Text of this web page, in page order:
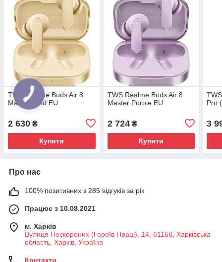
TWS Realme Buds Air 8
Master Gold EU
2 630 ₴
Купити
TWS Realme Buds Air 8
Master Purple EU
2 724₴
Купити
Pro
3
Про нас
100% позитивних з 285 відгуків за рік
Працює з 10.08.2021
м. Харків
Вулиця Нескорених (Героїв Праці), 14, 61168, Харківська
область, Харків, Україна
Контакти